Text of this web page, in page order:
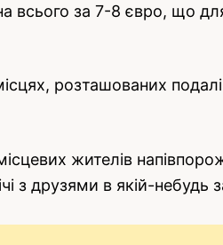
всього за 7-8 євро, що
розташованих
жителів
з друзями в якій-небудь